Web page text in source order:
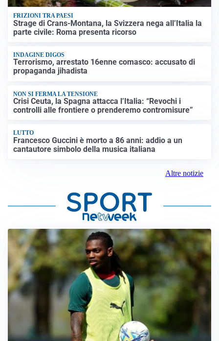
FRIZIONI TRA PAESI
Strage di Crans-Montana, la Svizzera nega all’Italia la
parte civile: Roma presenta ricorso
INDAGINE DIGOS
Terrorismo, arrestato 16enne comasco: accusato di
propaganda jihadista
NON SI FERMA LA TENSIONE
Crisi Ceuta, la Spagna attacca l’Italia: “Revochi i
controlli alle frontiere o prenderemo contromisure”
LUTTO
Francesco Guccini è morto a 86 anni: addio a un
cantautore simbolo della musica italiana
Altre notizie